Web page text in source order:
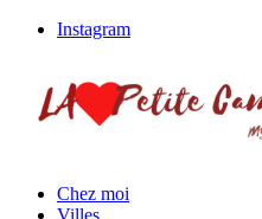
Instagram
Chez moi
Villes